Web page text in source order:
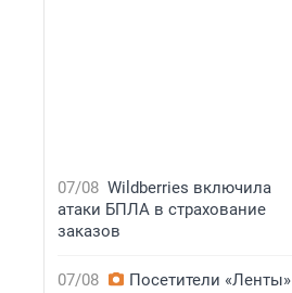
07/08 Wildberries включила
атаки БПЛА в страхование
заказов
07/08
Посетители «Ленты»